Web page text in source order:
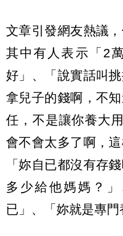
文章引發網友熱議
其中有人表示「2
好」、「說實話叫
拿兒子的錢啊，不
任，不是讓你養大
會不會太多了啊，
「妳自已都沒有存
多少給他媽媽？
已」、「妳就是專門